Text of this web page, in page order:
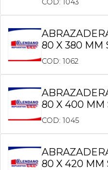
80 X 380 MM
COD: 1062
80 X 400 MM
COD: 1045
80 X 420 MM